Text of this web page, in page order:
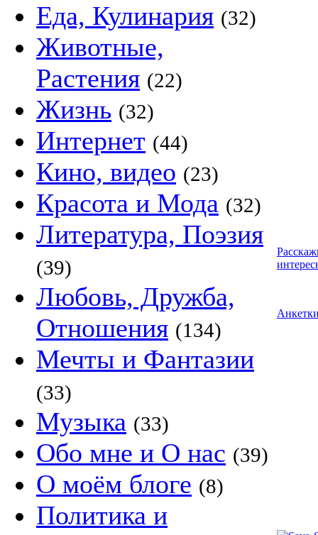
Еда, Кулинария (32)
Животные,
Растения (22)
Жизнь (32)
Интернет (44)
Кино, видео (23)
Красота и Мода (32)
Литература, Поэзия
(39)
Любовь, Дружба,
Отношения (134)
Мечты и Фантазии
(33)
Музыка (33)
Обо мне и О нас (39)
О моём блоге (8)
Политика и